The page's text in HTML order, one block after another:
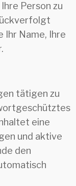
Person zu
Ihr Name, Ihre
tätigen zu
eine
und aktive
den